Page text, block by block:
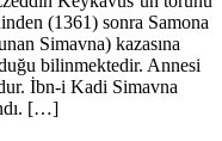
(1361) sonra Samona
Simavna) kazasına
bilinmektedir. Annesi
İbn-i Kadi Simavna
[…]